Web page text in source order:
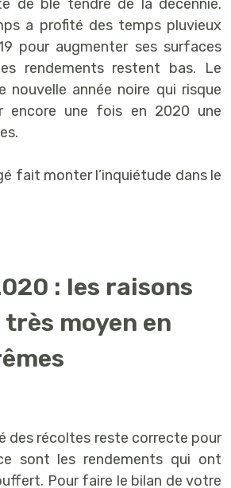
de blé tendre de la décennie.
a profité des temps pluvieux
pour augmenter ses surfaces
rendements restent bas. Le
nouvelle année noire qui risque
encore une fois en 2020 une
fait monter l’inquiétude dans le
: les raisons
moyen en
des récoltes reste correcte pour
sont les rendements qui ont
Pour faire le bilan de votre